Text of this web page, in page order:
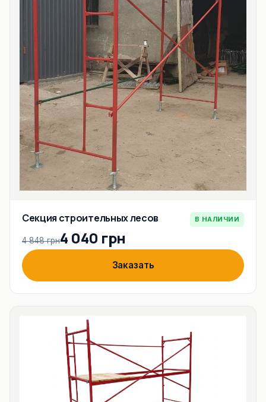
Секция строительных лесов В НАЛИЧИИ
4 848 грн4 040 грн
Заказать